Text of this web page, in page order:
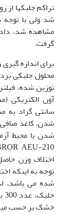
گرفت.
محلول جلبکی
توزین شده،
شدن، کاغذ
شدن با محیط
اختلاف وزن
شده می باشد،
جلبک، عدد 300 به‌عنوان
خشک بر حسب